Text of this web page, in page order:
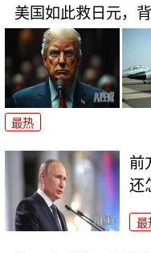
美国如此救日元，
最热
前
还
最